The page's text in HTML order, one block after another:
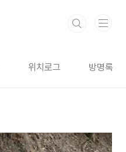
위치로그 방명록